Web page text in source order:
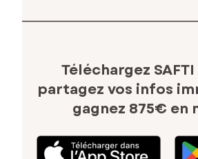
Téléchargez
partagez vos infos
gagnez 875€ en